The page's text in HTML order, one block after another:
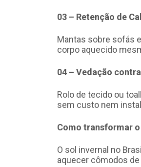
03 – Retenção de
Mantas sobre sofás
corpo aquecido
04 – Vedação
Rolo de tecido ou
sem custo nem
Como transformar
O sol invernal no
aquecer cômodos